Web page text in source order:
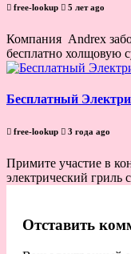
free-lookup 5 лет ago
Компания Andrex
бесплатно холщовую
Бесплатный
free-lookup 3 года ago
Примите участие в
электрический гриль
Отставить